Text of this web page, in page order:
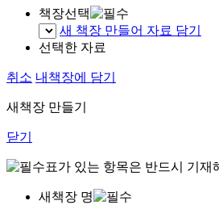
책장선택
새 책장 만들어 자료 담기
선택한 자료
취소 내책장에 담기
새책장 만들기
닫기
표가 있는 항목은 반드시 기재
새책장 명